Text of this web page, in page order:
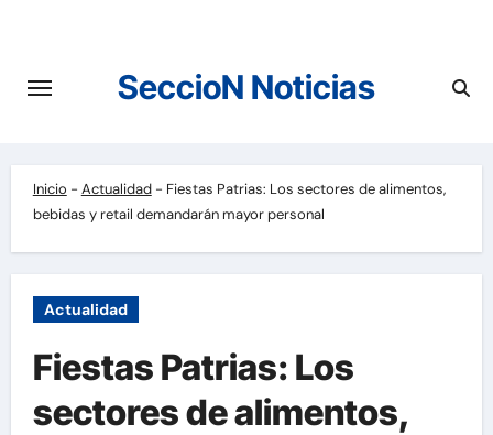
contenido
SeccioN Noticias
Inicio - Actualidad- Fiestas Patrias: Los sectores de alimentos,
bebidas y retail demandarán mayor personal
Actualidad
Fiestas Patrias: Los
sectores de alimentos,